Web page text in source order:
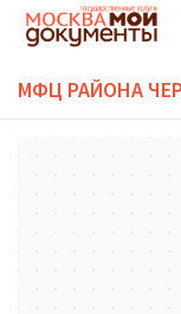
МФЦ РАЙОНА